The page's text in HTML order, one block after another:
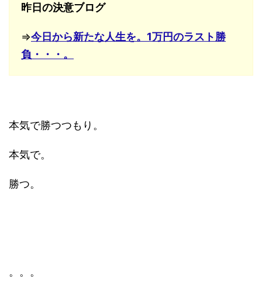
昨日の決意ブログ
⇒今日から新たな人生を。1万円のラスト勝
負・・・。
本気で勝つつもり。
本気で。
勝つ。
。。。